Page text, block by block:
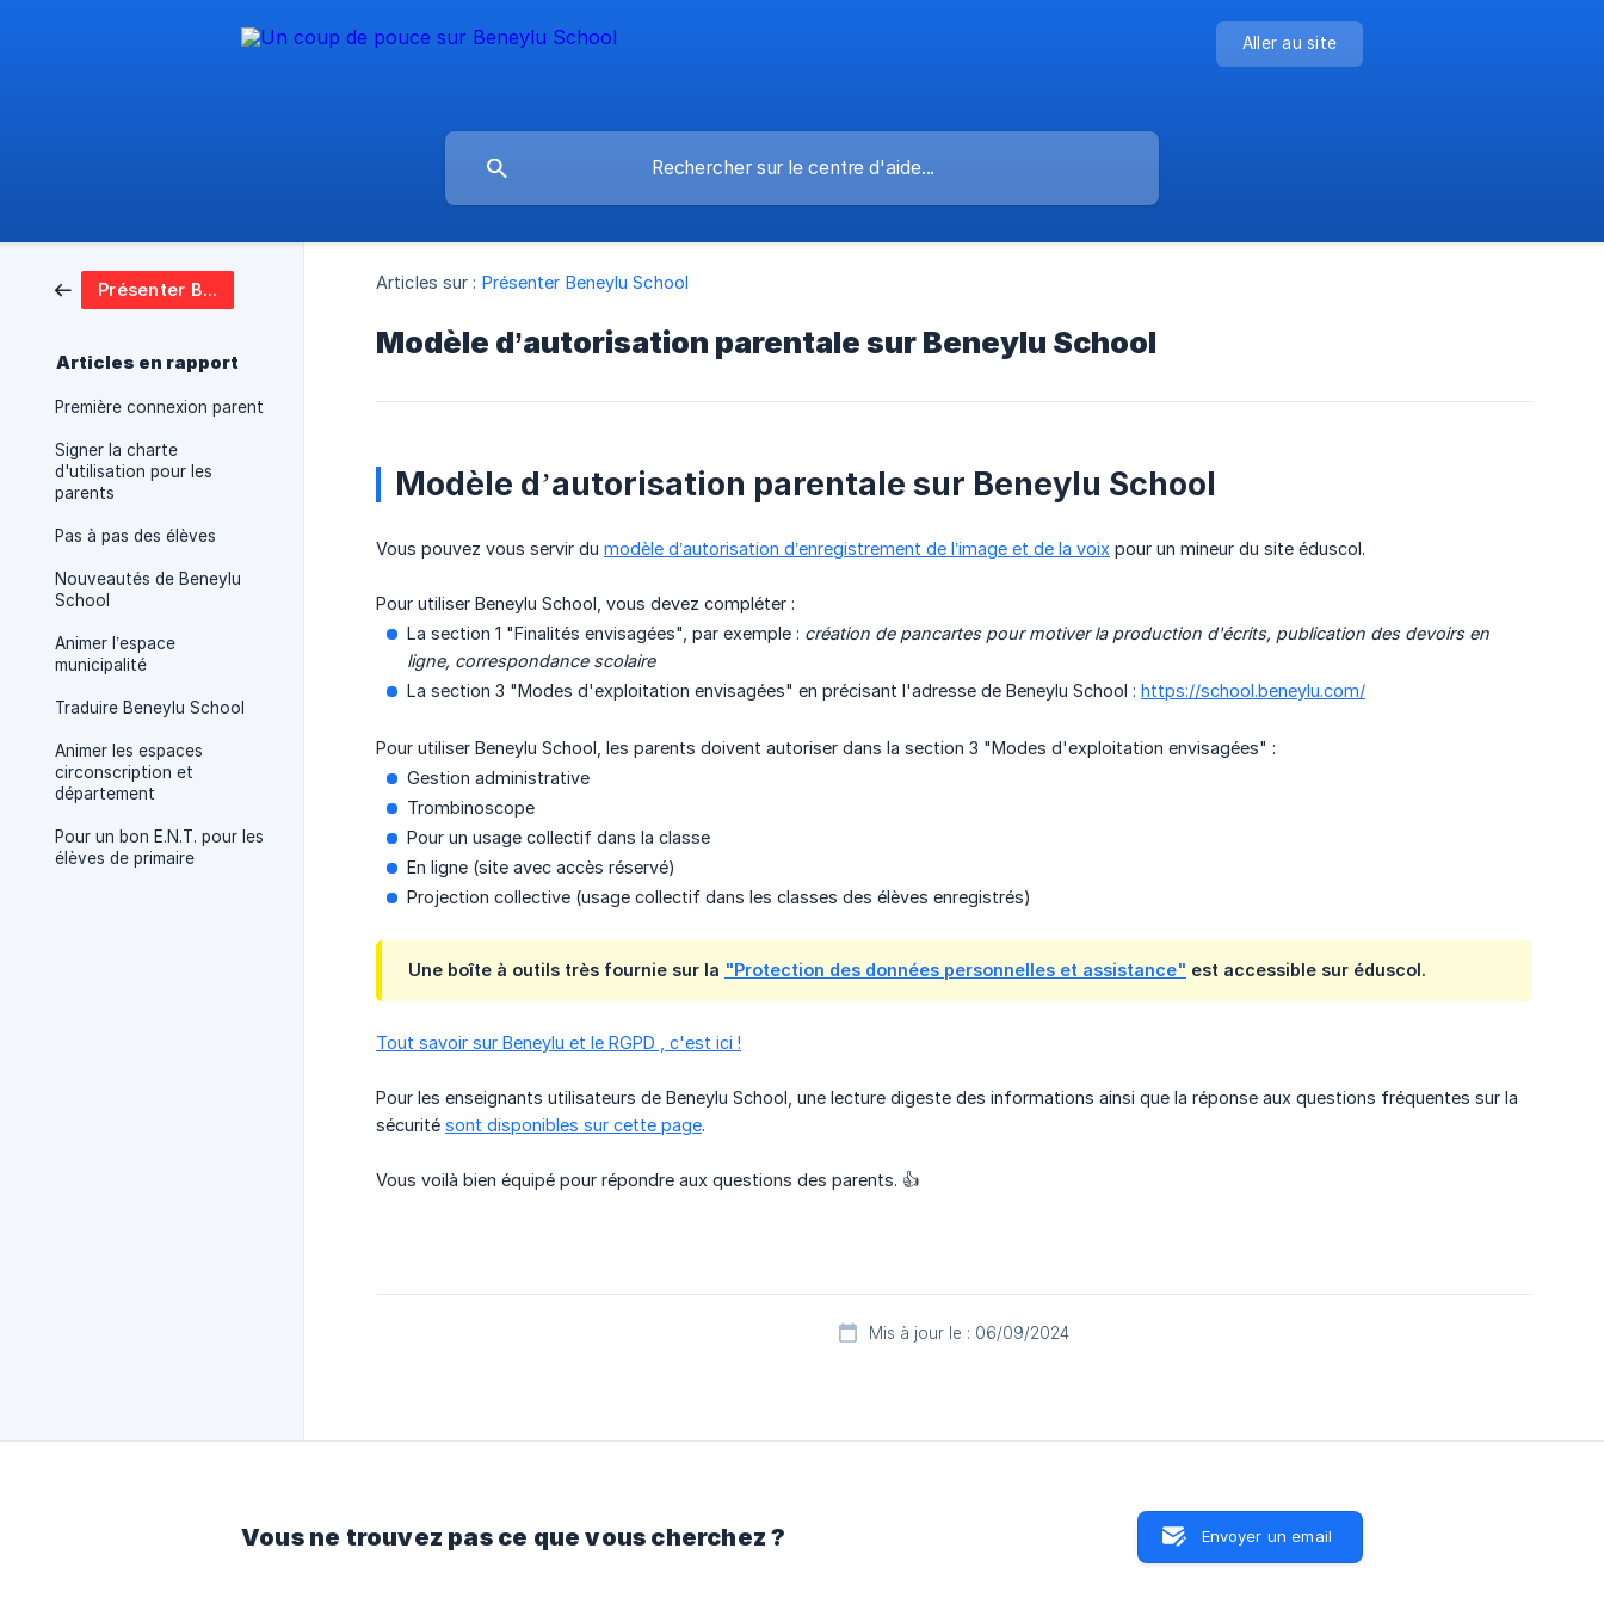
Aller au site
Présenter Beneylu School
Articles en rapport
Première connexion parent
Signer la charte
d'utilisation pour les
parents
Pas à pas des élèves
Nouveautés de Beneylu
School
Animer l’espace
municipalité
Traduire Beneylu School
Animer les espaces
circonscription et
département
Pour un bon E.N.T. pour les
élèves de primaire
Articles sur : Présenter Beneylu School
Modèle d’autorisation parentale sur Beneylu School
Modèle d’autorisation parentale sur Beneylu School
Vous pouvez vous servir du modèle d’autorisation d’enregistrement de l’image et de la voix pour un mineur du site éduscol.
Pour utiliser Beneylu School, vous devez compléter :
La section 1 "Finalités envisagées", par exemple : création de pancartes pour motiver la production d'écrits, publication des devoirs en
ligne, correspondance scolaire
La section 3 "Modes d'exploitation envisagées" en précisant l'adresse de Beneylu School : https://school.beneylu.com/
Pour utiliser Beneylu School, les parents doivent autoriser dans la section 3 "Modes d'exploitation envisagées" :
Gestion administrative
Trombinoscope
Pour un usage collectif dans la classe
En ligne (site avec accès réservé)
Projection collective (usage collectif dans les classes des élèves enregistrés)
Une boîte à outils très fournie sur la "Protection des données personnelles et assistance" est accessible sur éduscol.
Tout savoir sur Beneylu et le RGPD , c'est ici !
Pour les enseignants utilisateurs de Beneylu School, une lecture digeste des informations ainsi que la réponse aux questions fréquentes sur la
sécurité sont disponibles sur cette page.
Vous voilà bien équipé pour répondre aux questions des parents. 👍
Mis à jour le : 06/09/2024
Vous ne trouvez pas ce que vous cherchez ? Envoyer un email